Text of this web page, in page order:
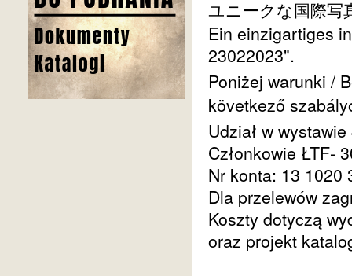
ユニークな国際写
Ein einzigartiges
23022023".
Poniżej warunki /
következő
Udział w
Członkowie ŁTF-
Nr konta: 13 1020
Dla przelewów
Koszty dotyczą
oraz projekt